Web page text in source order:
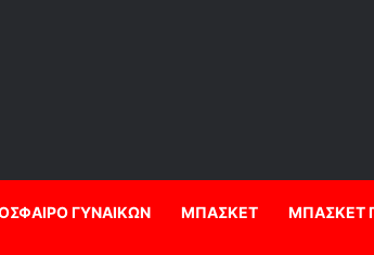
ΓΥΝΑΙΚΩΝ ΜΠΑΣΚΕΤ ΜΠΑΣΚΕΤ